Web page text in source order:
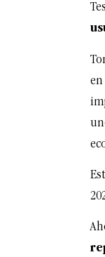
en